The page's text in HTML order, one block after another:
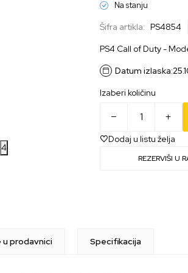
4
Na stanju
Šifra artikla: PS4854
PS4 Call of Duty -
Datum izlaska:
Izaberi količinu
Dodaj u listu želja
REZERVIŠI U
u prodavnici Specifikacija